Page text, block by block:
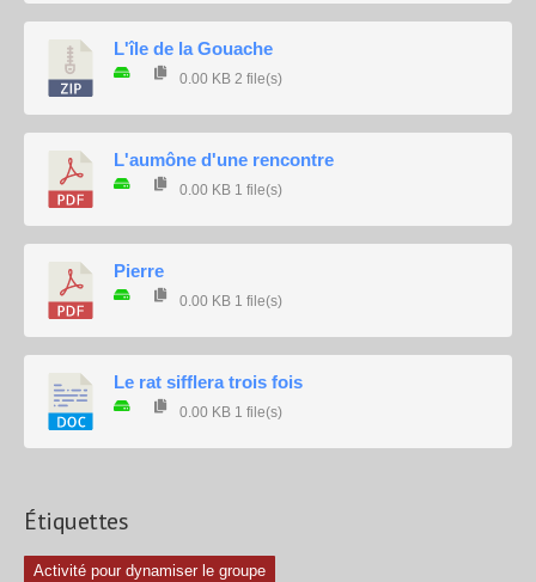
L'île de la Gouache
0.00 KB 2 file(s)
L'aumône d'une rencontre
0.00 KB 1 file(s)
Pierre
0.00 KB 1 file(s)
Le rat sifflera trois fois
0.00 KB 1 file(s)
Étiquettes
Activité pour dynamiser le groupe